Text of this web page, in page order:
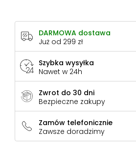
DARMOWA dostawa
Już od 299 zł
Szybka wysyłka
Nawet w 24h
Zwrot do 30 dni
Bezpieczne zakupy
Zamów telefonicznie
Zawsze doradzimy